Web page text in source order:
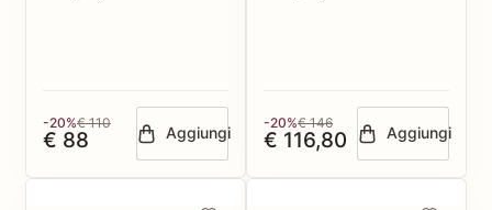
-20%€ 110
€ 88 Aggiungi
-20%€ 146
€ 116,80 Aggiungi